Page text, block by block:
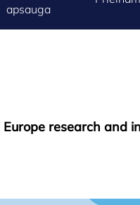
apsauga
research and